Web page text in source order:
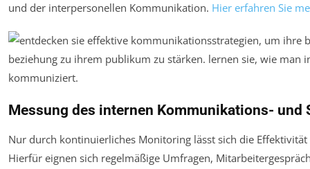
und der interpersonellen Kommunikation. Hier erfahren Sie
Messung des internen Kommunikations- und
Nur durch kontinuierliches Monitoring lässt sich die
Hierfür eignen sich regelmäßige Umfragen,